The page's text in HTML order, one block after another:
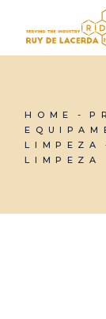
content
HOME
LIMPEZA
LIMPEZA